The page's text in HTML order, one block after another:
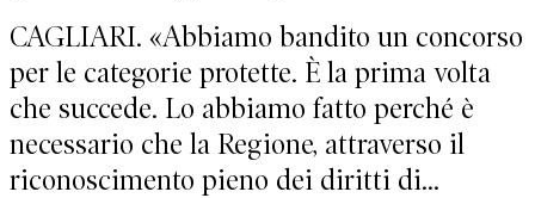
CAGLIARI. «Abbiamo bandito un concorso
per le categorie protette. È la prima volta
che succede. Lo abbiamo fatto perché è
necessario che la Regione, attraverso il
riconoscimento pieno dei diritti di...